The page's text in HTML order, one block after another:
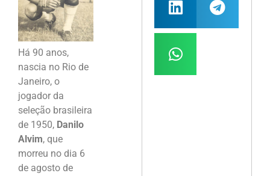
Há 90 anos,
nascia no Rio de
Janeiro, o
jogador da
seleção brasileira
de 1950, Danilo
Alvim, que
morreu no dia 6
de agosto de